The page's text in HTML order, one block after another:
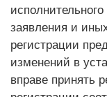
заявления и
регистрации
изменений в
вправе принять